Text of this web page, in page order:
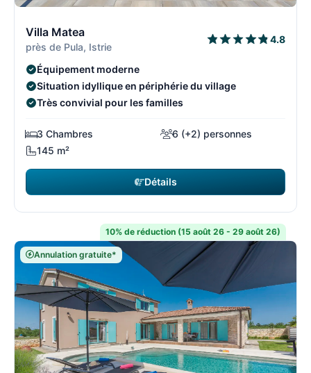
Villa Matea
près de Pula, Istrie
4.8
Équipement moderne
Situation idyllique en périphérie du village
Très convivial pour les familles
3 Chambres
6 (+2) personnes
145 m²
Détails
10% de réduction (15 août 26 - 29 août 26)
Annulation gratuite*